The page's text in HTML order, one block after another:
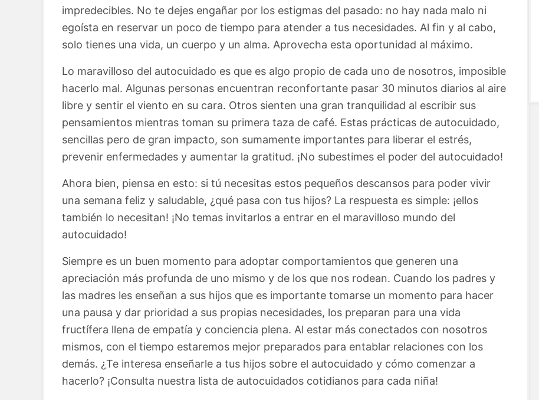
impredecibles. No te dejes engañar por los estigmas del pasado: no hay nada malo ni
egoísta en reservar un poco de tiempo para atender a tus necesidades. Al fin y al cabo,
solo tienes una vida, un cuerpo y un alma. Aprovecha esta oportunidad al máximo.
Lo maravilloso del autocuidado es que es algo propio de cada uno de nosotros, imposible
hacerlo mal. Algunas personas encuentran reconfortante pasar 30 minutos diarios al aire
libre y sentir el viento en su cara. Otros sienten una gran tranquilidad al escribir sus
pensamientos mientras toman su primera taza de café. Estas prácticas de autocuidado,
sencillas pero de gran impacto, son sumamente importantes para liberar el estrés,
prevenir enfermedades y aumentar la gratitud. ¡No subestimes el poder del autocuidado!
Ahora bien, piensa en esto: si tú necesitas estos pequeños descansos para poder vivir
una semana feliz y saludable, ¿qué pasa con tus hijos? La respuesta es simple: ¡ellos
también lo necesitan! ¡No temas invitarlos a entrar en el maravilloso mundo del
autocuidado!
Siempre es un buen momento para adoptar comportamientos que generen una
apreciación más profunda de uno mismo y de los que nos rodean. Cuando los padres y
las madres les enseñan a sus hijos que es importante tomarse un momento para hacer
una pausa y dar prioridad a sus propias necesidades, los preparan para una vida
fructífera llena de empatía y conciencia plena. Al estar más conectados con nosotros
mismos, con el tiempo estaremos mejor preparados para entablar relaciones con los
demás. ¿Te interesa enseñarle a tus hijos sobre el autocuidado y cómo comenzar a
hacerlo? ¡Consulta nuestra lista de autocuidados cotidianos para cada niña!